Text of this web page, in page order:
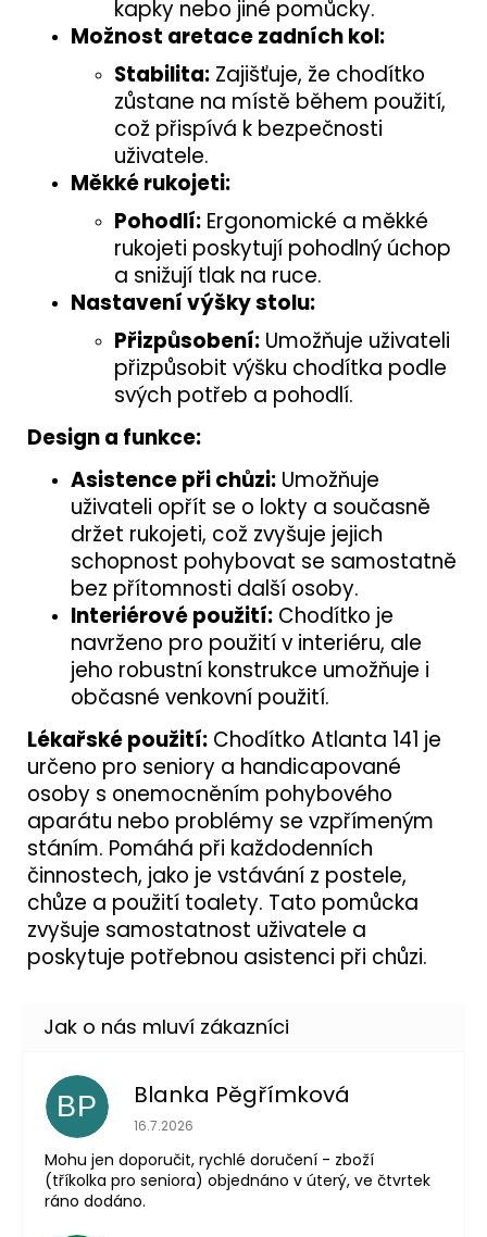
kapky nebo jiné pomůcky.
Možnost aretace zadních kol:
Stabilita: Zajišťuje, že chodítko
zůstane na místě během použití,
což přispívá k bezpečnosti
uživatele.
Měkké rukojeti:
Pohodlí: Ergonomické a měkké
rukojeti poskytují pohodlný úchop
a snižují tlak na ruce.
Nastavení výšky stolu:
Přizpůsobení: Umožňuje uživateli
přizpůsobit výšku chodítka podle
svých potřeb a pohodlí.
Design a funkce:
Asistence při chůzi: Umožňuje
uživateli opřít se o lokty a současně
držet rukojeti, což zvyšuje jejich
schopnost pohybovat se samostatně
bez přítomnosti další osoby.
Interiérové použití: Chodítko je
navrženo pro použití v interiéru, ale
jeho robustní konstrukce umožňuje i
občasné venkovní použití.
Lékařské použití: Chodítko Atlanta 141 je
určeno pro seniory a handicapované
osoby s onemocněním pohybového
aparátu nebo problémy se vzpřímeným
stáním. Pomáhá při každodenních
činnostech, jako je vstávání z postele,
chůze a použití toalety. Tato pomůcka
zvyšuje samostatnost uživatele a
poskytuje potřebnou asistenci při chůzi.
BP Blanka Pěgřímková
Hodnocení obchodu je 5 z 5 hvězdiček.
16.7.2026
Mohu jen doporučit, rychlé doručení - zboží
(tříkolka pro seniora) objednáno v úterý, ve čtvrtek
ráno dodáno.